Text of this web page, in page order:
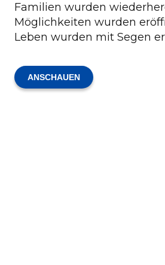
Familien wurden
Möglichkeiten wurden
Leben wurden mit Segen
ANSCHAUEN